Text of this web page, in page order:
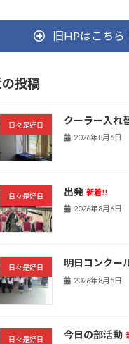
旧HPはこちら
投稿
日々是好日 クーラー入れ
2026年8月6日
日々是好日 出発 新着!!
2026年8月6日
日々是好日 明日コンクー
2026年8月5日
日々是好日 今日の部活動